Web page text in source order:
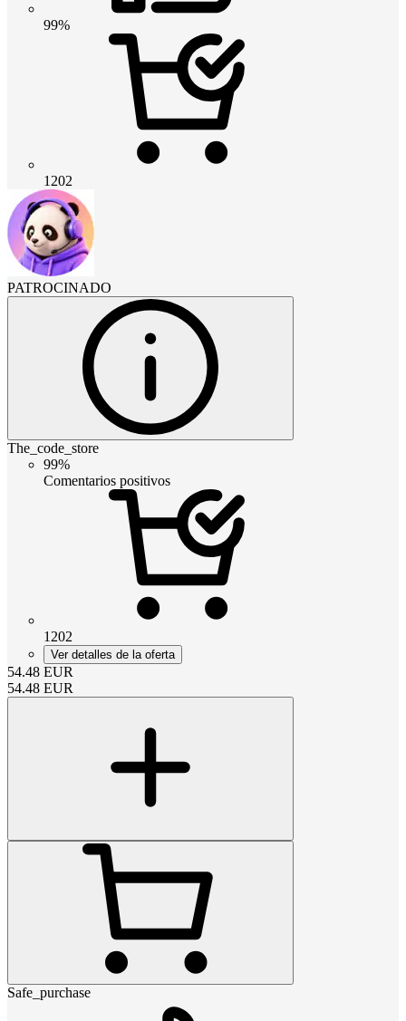
99%
1202
PATROCINADO
The_code_store
99%
Comentarios positivos
1202
Ver detalles de la oferta
54.48 EUR
54.48 EUR
Safe_purchase